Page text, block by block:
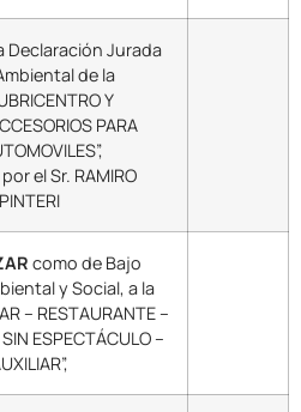
Declaración Jurada
de la
Y
PARA
el Sr. RAMIRO
como de Bajo
y Social, a la
– RESTAURANTE –
ESPECTÁCULO –